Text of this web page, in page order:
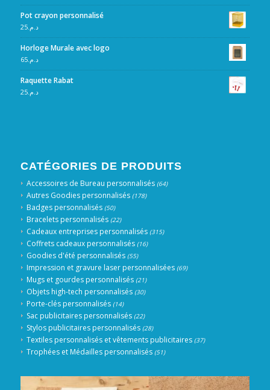
Pot crayon personnalisé
د.م.25
Horloge Murale avec logo
د.م.65
Raquette Rabat
د.م.25
CATÉGORIES DE PRODUITS
Accessoires de Bureau personnalisés (64)
Autres Goodies personnalisés (178)
Badges personnalisés (50)
Bracelets personnalisés (22)
Cadeaux entreprises personnalisés (315)
Coffrets cadeaux personnalisés (16)
Goodies d'été personnalisés (55)
Impression et gravure laser personnalisées (69)
Mugs et gourdes personnalisés (21)
Objets high-tech personnalisés (30)
Porte-clés personnalisés (14)
Sac publicitaires personnalisés (22)
Stylos publicitaires personnalisés (28)
Textiles personnalisés et vêtements publicitaires (37)
Trophées et Médailles personnalisés (51)